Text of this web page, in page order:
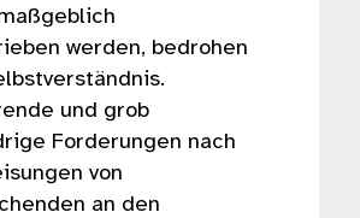
werden, bedrohen
und grob
Forderungen nach
von
an den